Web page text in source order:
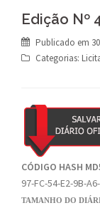
Edição Nº
Publicado em
Categorias:
CÓDIGO HASH
97-FC-54-E2-9B-
TAMANHO DO